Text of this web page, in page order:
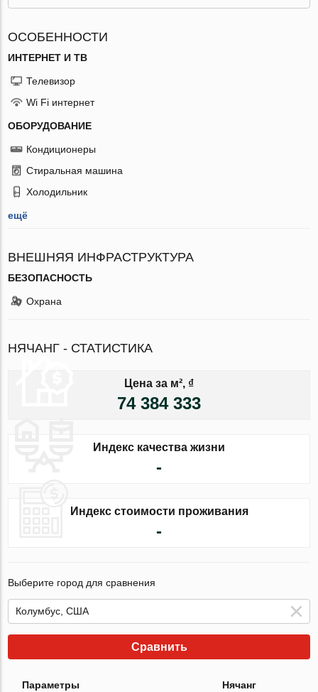
ОСОБЕННОСТИ
ИНТЕРНЕТ И ТВ
Телевизор
Wi Fi интернет
ОБОРУДОВАНИЕ
Кондиционеры
Стиральная машина
Холодильник
ещё
ВНЕШНЯЯ ИНФРАСТРУКТУРА
БЕЗОПАСНОСТЬ
Охрана
НЯЧАНГ - СТАТИСТИКА
Цена за м², ₫
74 384 333
Индекс качества жизни
-
Индекс стоимости проживания
-
Выберите город для сравнения
Сравнить
Параметры Нячанг